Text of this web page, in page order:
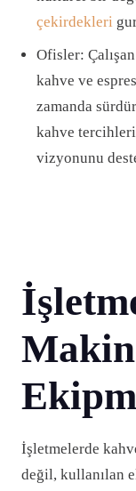
çekirdekleri
Ofisler:
kahve ve
zamanda
kahve
vizyonunu
İşletmelerde
değil, kullanılan